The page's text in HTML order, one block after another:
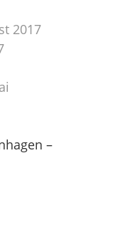
2017
–